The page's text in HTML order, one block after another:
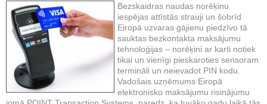
Bezskaidras naudas norēķinu
iespējas attīstās strauji un šobrīd
Eiropā uzvaras gājienu piedzīvo tā
sauktas bezkontakta maksājumu
tehnoloģijas – norēķini ar karti notiek
tikai un vienīgi pieskaroties sensoram
termināli un neievadot PIN kodu.
Vadošais uzņēmums Eiropā
elektronisko maksājumu risinājumu